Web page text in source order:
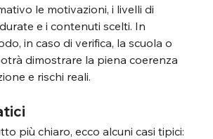
le motivazioni, i livelli di
e i contenuti scelti. In
in caso di verifica, la scuola o
dimostrare la piena coerenza
e rischi reali.
più chiaro, ecco alcuni casi tipici: